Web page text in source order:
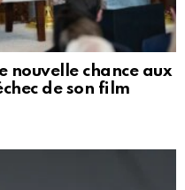
nouvelle chance aux
de son film